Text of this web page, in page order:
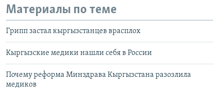
Материалы по теме
Грипп застал кыргызстанцев врасплох
Кыргызские медики нашли себя в России
Почему реформа Минздрава Кыргызстана разозлила
медиков